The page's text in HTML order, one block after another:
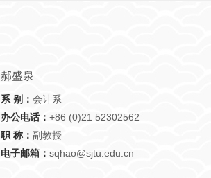
郝盛泉
系 别： 会计系
办公电话： +86 (0)21 52302562
职 称： 副教授
电子邮箱： sqhao@sjtu.edu.cn